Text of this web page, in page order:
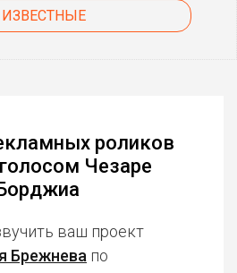
ИЗВЕСТНЫЕ
роликов
Чезаре
ваш проект
Брежнева по